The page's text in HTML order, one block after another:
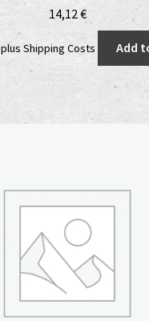
14,12€
plus Shipping Costs Add